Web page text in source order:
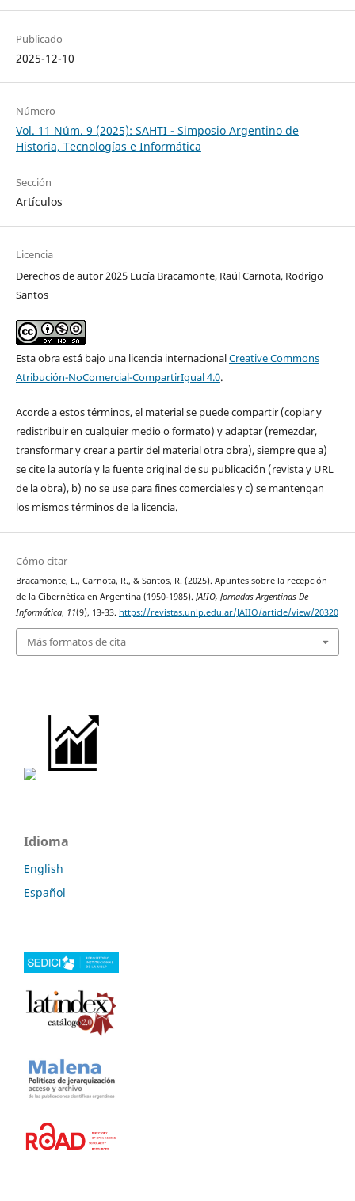
Publicado
2025-12-10
Número
Vol. 11 Núm. 9 (2025): SAHTI - Simposio Argentino de
Historia, Tecnologías e Informática
Sección
Artículos
Licencia
Derechos de autor 2025 Lucía Bracamonte, Raúl Carnota, Rodrigo
Santos
Esta obra está bajo una licencia internacionalCreative Commons
Atribución-NoComercial-CompartirIgual 4.0.
Acorde a estos términos, el material se puede compartir (copiar y
redistribuir en cualquier medio o formato) y adaptar (remezclar,
transformar y crear a partir del material otra obra), siempre que a)
se cite la autoría y la fuente original de su publicación (revista y URL
de la obra), b) no se use para fines comerciales y c) se mantengan
los mismos términos de la licencia.
Cómo citar
Bracamonte, L., Carnota, R., & Santos, R. (2025). Apuntes sobre la recepción
de la Cibernética en Argentina (1950-1985). JAIIO, Jornadas Argentinas De
Informática, 11(9), 13-33. https://revistas.unlp.edu.ar/JAIIO/article/view/20320
Más formatos de cita
Idioma
English
Español